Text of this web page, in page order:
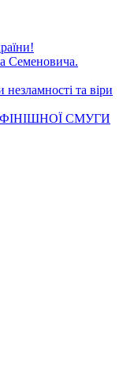
Семеновича.
та віри
СМУГИ